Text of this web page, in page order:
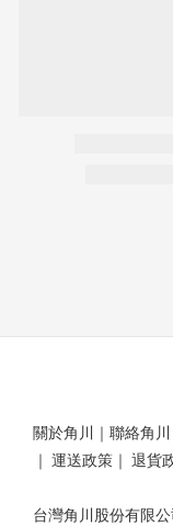
關於角川 ｜ 聯絡角川
｜ 運送政策 ｜ 退貨
台灣角川股份有限